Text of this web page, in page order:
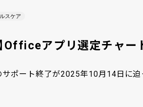
スケア
Officeアプリ選定チャー
ポート終了が2025年10月14日に迫